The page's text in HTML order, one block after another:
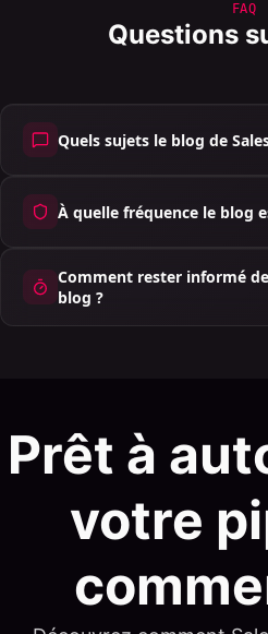
FAQ
Questions
Quels sujets le blog de
À quelle fréquence le blog
Comment rester informé
blog ?
Prêt à
votre